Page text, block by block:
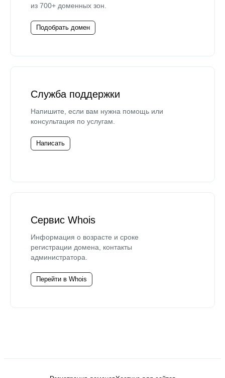
из 700+ доменных зон.
Подобрать домен
Служба поддержки
Напишите, если вам нужна помощь или
консультация по услугам.
Написать
Сервис Whois
Информация о возрасте и сроке
регистрации домена, контакты
администратора.
Перейти в Whois